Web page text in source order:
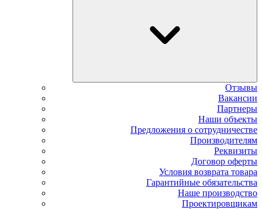
Отзывы
Вакансии
Партнеры
Наши объекты
Предложения о сотрудничестве
Производителям
Реквизиты
Договор оферты
Условия возврата товара
Гарантийные обязательства
Наше производство
Проектировщикам